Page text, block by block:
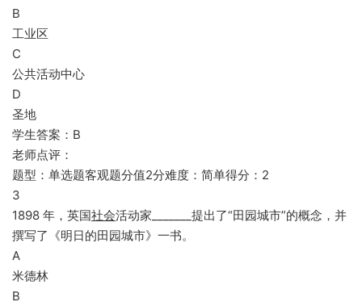
B
工业区
C
公共活动中心
D
圣地
学生答案：B
老师点评：
题型：单选题客观题分值2分难度：简单得分：2
3
1898 年，英国社会活动家_______提出了“田园城市”的概念，并
撰写了《明日的田园城市》一书。
A
米德林
B